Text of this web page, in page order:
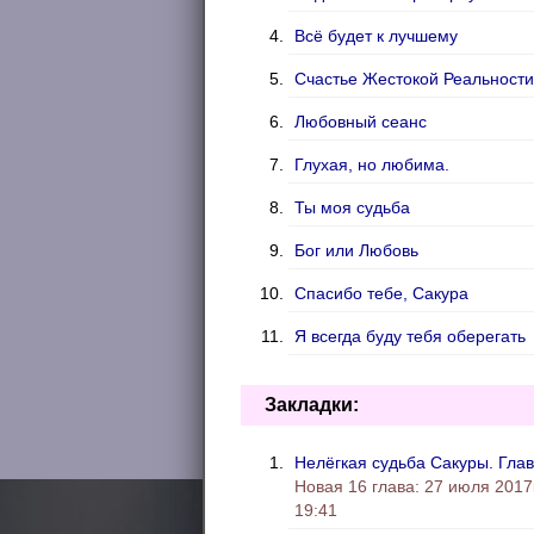
Всё будет к лучшему
Счастье Жестокой Реальности
Любовный сеанс
Глухая, но любима.
Ты моя судьба
Бог или Любовь
Спасибо тебе, Сакура
Я всегда буду тебя оберегать
Научиться жить без тебя
Я всегда буду рядом
Киллер на балу
Закладки:
Нелёгкая судьба Сакуры.
Новая 16 глава: 27 июля
19:41